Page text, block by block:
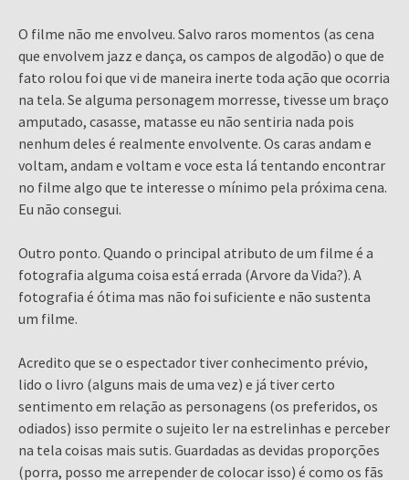
O filme não me envolveu. Salvo raros momentos (as cena
que envolvem jazz e dança, os campos de algodão) o que de
fato rolou foi que vi de maneira inerte toda ação que ocorria
na tela. Se alguma personagem morresse, tivesse um braço
amputado, casasse, matasse eu não sentiria nada pois
nenhum deles é realmente envolvente. Os caras andam e
voltam, andam e voltam e voce esta lá tentando encontrar
no filme algo que te interesse o mínimo pela próxima cena.
Eu não consegui.
Outro ponto. Quando o principal atributo de um filme é a
fotografia alguma coisa está errada (Arvore da Vida?). A
fotografia é ótima mas não foi suficiente e não sustenta
um filme.
Acredito que se o espectador tiver conhecimento prévio,
lido o livro (alguns mais de uma vez) e já tiver certo
sentimento em relação as personagens (os preferidos, os
odiados) isso permite o sujeito ler na estrelinhas e perceber
na tela coisas mais sutis. Guardadas as devidas proporções
(porra, posso me arrepender de colocar isso) é como os fãs